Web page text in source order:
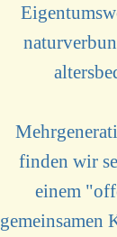
finden wir
einem
gemeinsamen